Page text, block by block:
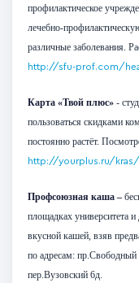
профилактическое
лечебно-
различные заболевания.
http://sfu-prof.com/
Карта «Твой плюс» -
пользоваться скидками
постоянно растёт.
http://yourplus.ru/
Профсоюзная каша –
площадках университета и
вкусной кашей, взяв
по адресам:
пер.Вузовский 6д.